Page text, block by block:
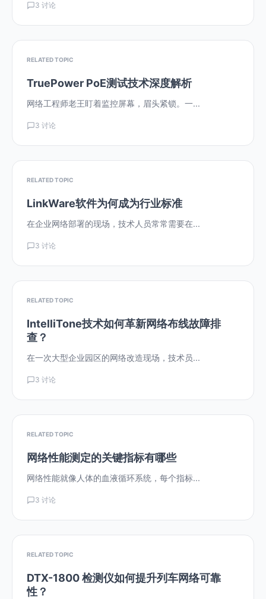
3 讨论
RELATED TOPIC
TruePower PoE测试技术深度解析
网络工程师老王盯着监控屏幕，眉头紧锁。一...
3 讨论
RELATED TOPIC
LinkWare软件为何成为行业标准
在企业网络部署的现场，技术人员常常需要在...
3 讨论
RELATED TOPIC
IntelliTone技术如何革新网络布线故障排
查？
在一次大型企业园区的网络改造现场，技术员...
3 讨论
RELATED TOPIC
网络性能测定的关键指标有哪些
网络性能就像人体的血液循环系统，每个指标...
3 讨论
RELATED TOPIC
DTX-1800 检测仪如何提升列车网络可靠
性？